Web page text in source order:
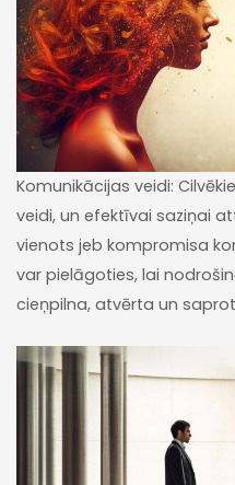
Komunikācijas veidi:
veidi, un efektīvai saziņai
vienots jeb kompromisa
var pielāgoties, lai
cieņpilna, atvērta un